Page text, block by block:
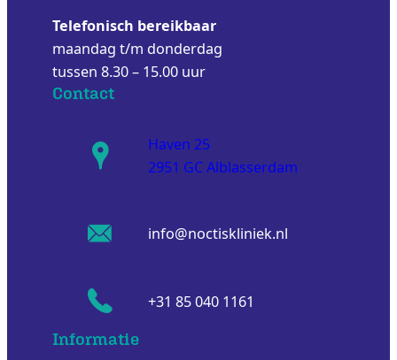
Telefonisch bereikbaar
maandag t/m donderdag
tussen 8.30 – 15.00 uur
Contact
Haven 25
2951 GC Alblasserdam
info@noctiskliniek.nl
+31 85 040 1161
Informatie